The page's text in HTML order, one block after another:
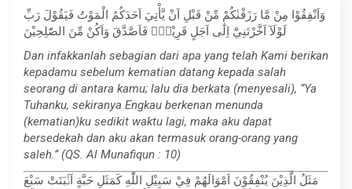
وَاَنْفِقُوْا مِنْ مَّا رَزَقْنٰكُمْ مِّنْ قَبْلِ اَنْ يَّأْتِيَ اَحَدَكُمُ الْمَوْتُ فَيَقُوْلَ رَبِّ
لَوْلَآ اَخَّرْتَنِيْٓ اِلٰٓى اَجَلٍ قَرِيْبٍۚ فَاَصَّدَّقَ وَاَكُنْ مِّنَ الصّٰلِحِيْنَ
Dan infakkanlah sebagian dari apa yang telah Kami berikan
kepadamu sebelum kematian datang kepada salah
seorang di antara kamu; lalu dia berkata (menyesali), “Ya
Tuhanku, sekiranya Engkau berkenan menunda
(kematian)ku sedikit waktu lagi, maka aku dapat
bersedekah dan aku akan termasuk orang-orang yang
saleh.” (QS. Al Munafiqun : 10)
مَثَلُ الَّذِيْنَ يُنْفِقُوْنَ اَمْوَالَهُمْ فِيْ سَبِيْلِ اللّٰهِ كَمَثَلِ حَبَّةٍ اَنْۢبَتَتْ سَبْعَ